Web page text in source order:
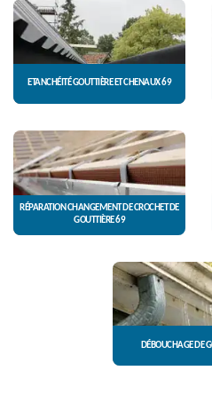
ETANCHÉITÉ GOUTTIÈRE ET CHENAUX 69
RÉPARATION CHANGEMENT DE CROCHET DE
GOUTTIÈRE 69
DÉBOUCHAGE DE